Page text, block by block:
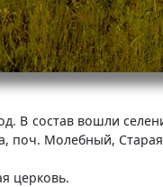
В состав вошли
поч. Молебный,
церковь.